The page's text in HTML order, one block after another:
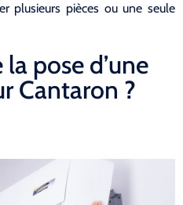
plusieurs pièces ou une seule
pose d’une
Cantaron ?